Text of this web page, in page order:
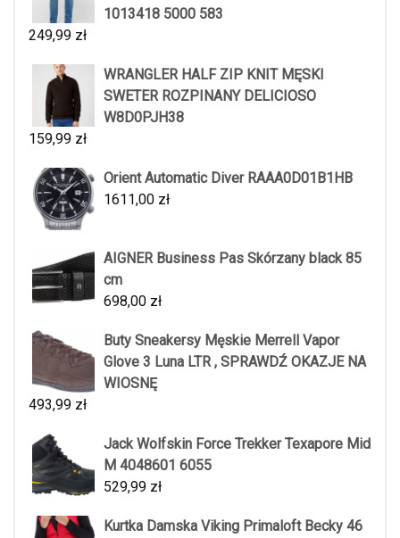
1013418 5000 583
249,99 zł
WRANGLER HALF ZIP KNIT MĘSKI
SWETER ROZPINANY DELICIOSO
W8D0PJH38
159,99 zł
Orient Automatic Diver RAAA0D01B1HB
1611,00 zł
AIGNER Business Pas Skórzany black 85
cm
698,00 zł
Buty Sneakersy Męskie Merrell Vapor
Glove 3 Luna LTR , SPRAWDŹ OKAZJE NA
WIOSNĘ
493,99 zł
Jack Wolfskin Force Trekker Texapore Mid
M 4048601 6055
529,99 zł
Kurtka Damska Viking Primaloft Becky 46